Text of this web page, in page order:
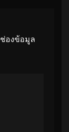
ช่องข้อมูล